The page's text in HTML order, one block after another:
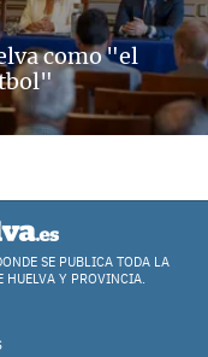
como "el
SE PUBLICA TODA LA
Y PROVINCIA.